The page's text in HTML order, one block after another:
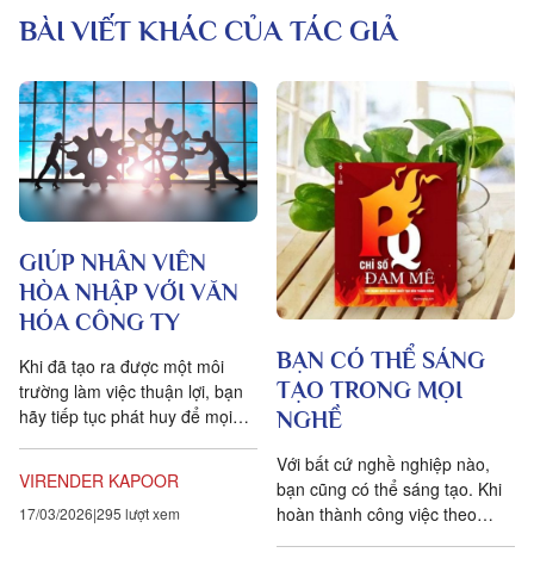
BÀI VIẾT KHÁC CỦA TÁC GIẢ
GIÚP NHÂN VIÊN
HÒA NHẬP VỚI VĂN
HÓA CÔNG TY
Khi đã tạo ra được một môi
trường làm việc thuận lợi, bạn
hãy tiếp tục phát huy để mọi
VIRENDER KAPOOR
17/03/2026 295 lượt xem
BẠN CÓ THỂ SÁNG
TẠO TRONG MỌI
NGHỀ
Với bất cứ nghề nghiệp nào,
bạn cũng có thể sáng tạo. Khi
hoàn thành công việc theo